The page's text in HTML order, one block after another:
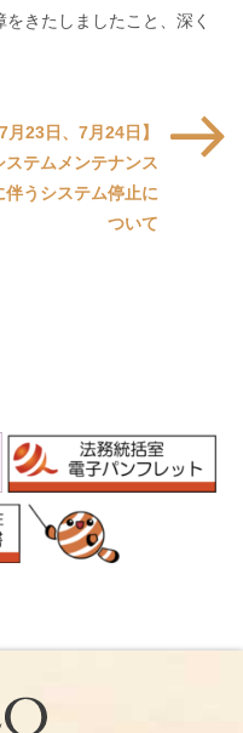
きたしましたこと、深く
7月23日、7月24日】
ステムメンテナンス
伴うシステム停止に
ついて